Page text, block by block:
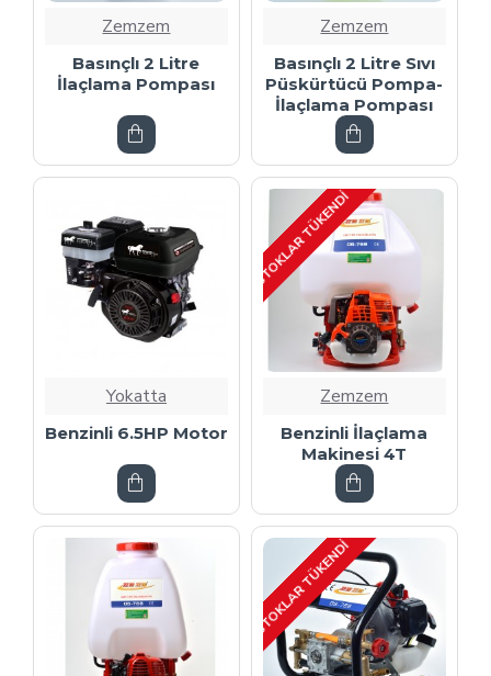
Zemzem
Basınçlı 2 Litre
İlaçlama Pompası
Zemzem
Basınçlı 2 Litre Sıvı
Püskürtücü Pompa-
İlaçlama Pompası
Yokatta
Benzinli 6.5HP Motor
STOKLAR TÜKENDI
Zemzem
Benzinli İlaçlama
Makinesi 4T
STOKLAR TÜKENDI